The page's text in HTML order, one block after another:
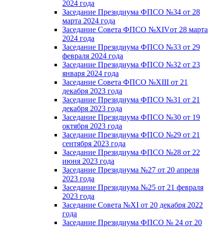
2024 года
Заседание Президиума ФПСО №34 от 28
марта 2024 года
Заседание Совета ФПСО №XIVот 28 марта
2024 года
Заседание Президиума ФПСО №33 от 29
февраля 2024 года
Заседание Президиума ФПСО №32 от 23
января 2024 года
Заседание Совета ФПСО №XIII от 21
декабря 2023 года
Заседание Президиума ФПСО №31 от 21
декабря 2023 года
Заседание Президиума ФПСО №30 от 19
октября 2023 года
Заседание Президиума ФПСО №29 от 21
сентября 2023 года
Заседание Президиума ФПСО №28 от 22
июня 2023 года
Заседание Президиума №27 от 20 апреля
2023 года
Заседание Президиума №25 от 21 февраля
2023 года
Заседание Совета №XI от 20 декабря 2022
года
Заседание Президиума ФПСО № 24 от 20